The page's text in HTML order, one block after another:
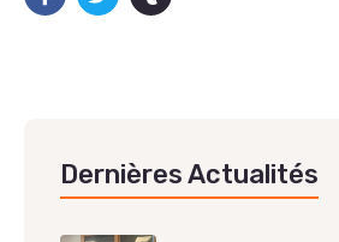
Dernières Actualités